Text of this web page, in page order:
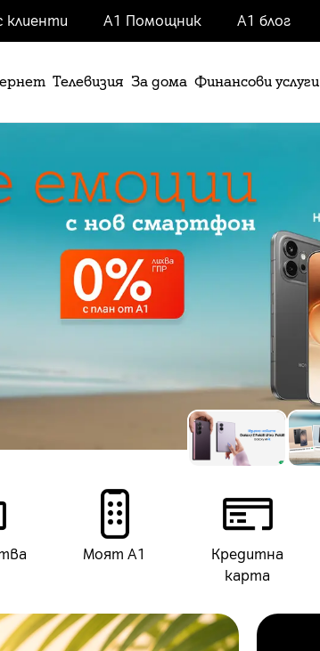
клиенти А1 Помощник А1 блог
Телевизия За дома Финансови услуги
Моят А1
Кредитна
карта